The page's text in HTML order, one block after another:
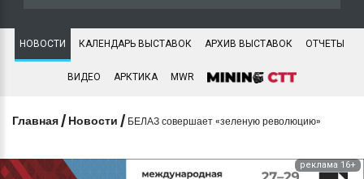
НОВОСТИ КАЛЕНДАРЬ ВЫСТАВОК АРХИВ ВЫСТАВОК ОТЧЕТЫ
ВИДЕО АРКТИКА MWR
Главная / Новости / БЕЛАЗ совершает «зеленую революцию»
реклама 16+